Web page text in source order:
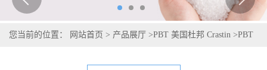
您当前的位置： 网站首页 > 产品展厅 >PBT 美国杜邦 Crastin >PBT